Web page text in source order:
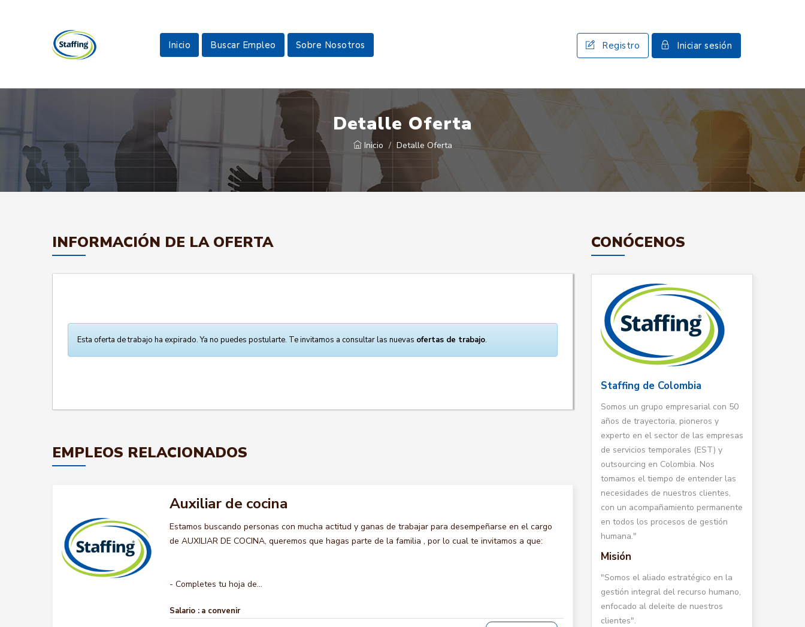
Inicio Buscar Empleo Sobre Nosotros Registro Iniciar sesión
Detalle Oferta
Inicio Detalle Oferta
INFORMACIÓN DE LA OFERTA
Esta oferta de trabajo ha expirado. Ya no puedes postularte. Te invitamos a consultar las nuevas ofertas de trabajo.
EMPLEOS RELACIONADOS
Auxiliar de cocina
Estamos buscando personas con mucha actitud y ganas de trabajar para desempeñarse en el cargo
de AUXILIAR DE COCINA, queremos que hagas parte de la familia , por lo cual te invitamos a que:
- Completes tu hoja de...
Salario : a convenir
CONÓCENOS
Staffing de Colombia
Somos un grupo empresarial con 50
años de trayectoria, pioneros y
experto en el sector de las empresas
de servicios temporales (EST) y
outsourcing en Colombia. Nos
tomamos el tiempo de entender las
necesidades de nuestros clientes,
con un acompañamiento permanente
en todos los procesos de gestión
humana."
Misión
"Somos el aliado estratégico en la
gestión integral del recurso humano,
enfocado al deleite de nuestros
clientes".